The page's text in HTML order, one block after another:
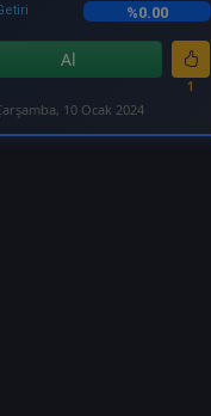
%0.00
Al
1
10 Ocak 2024